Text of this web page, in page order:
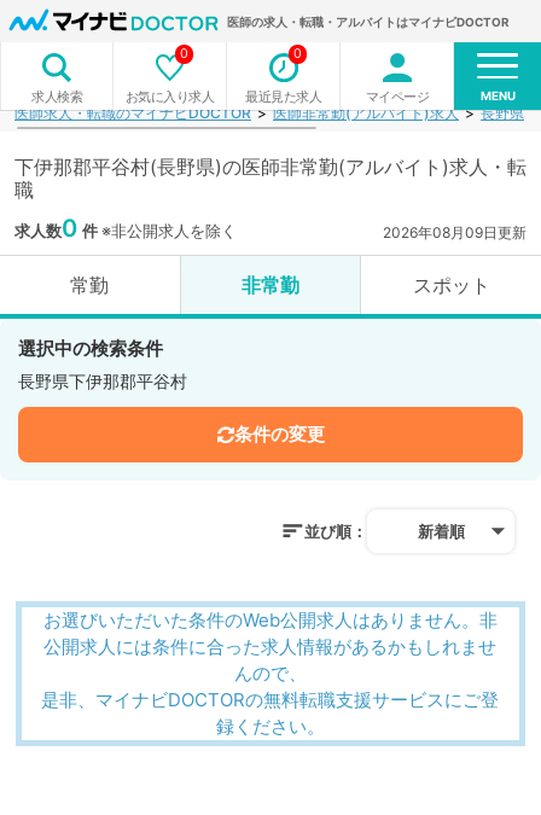
医師の求人・転職・アルバイトはマイナビDOCTOR
求人検索 お気に入り求人
0
最近見た求人
0
マイページ MENU
医師求人・転職のマイナビDOCTOR 医師非常勤(アルバイト)求人 長野県
下伊那郡平谷村(長野県)の医師非常勤(アルバイト)求人・転
職
求人数0 件※非公開求人を除く 2026年08月09日更新
常勤 非常勤 スポット
選択中の検索条件
長野県下伊那郡平谷村
条件の変更
並び順： 新着順
お選びいただいた条件のWeb公開求人はありません。非
公開求人には条件に合った求人情報があるかもしれませ
んので、
是非、マイナビDOCTORの無料転職支援サービスにご登
録ください。